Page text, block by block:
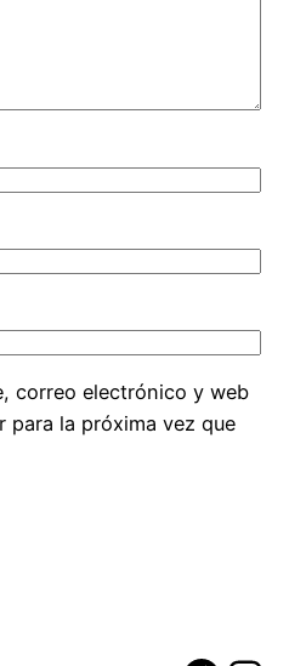
correo electrónico y web
para la próxima vez que